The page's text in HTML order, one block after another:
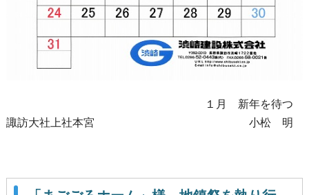
１月 新年を待つ
諏訪大社上社本宮 小松 明